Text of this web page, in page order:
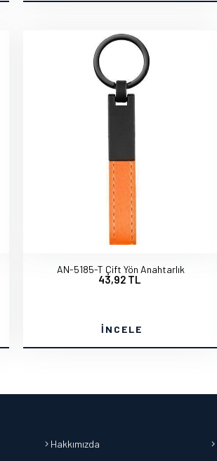
AN-5185-T Çift Yön Anahtarlık
43,92 TL
İNCELE
Hakkımızda